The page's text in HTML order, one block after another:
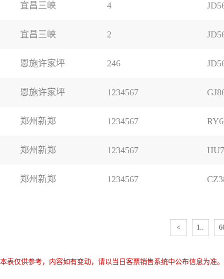
宜昌三峡 4
宜昌三峡 2
恩施许家坪 246
恩施许家坪 1234567
郑州新郑 1234567
郑州新郑 1234567
郑州新郑 1234567
< 1..
本表仅供参考，内容如有变动，请以当日客票销售系统中公布信息为准